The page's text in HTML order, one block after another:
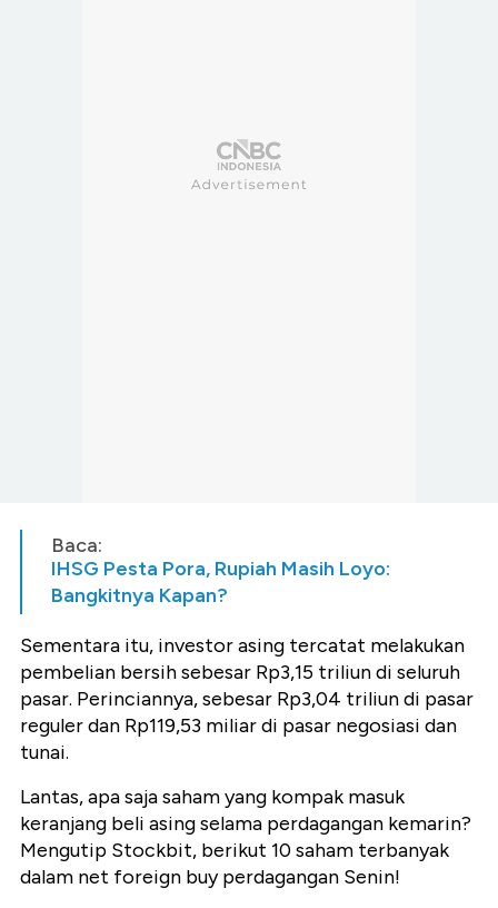
Baca:
IHSG Pesta Pora, Rupiah Masih Loyo:
Bangkitnya Kapan?
Sementara itu, investor asing tercatat melakukan
pembelian bersih sebesar Rp3,15 triliun di seluruh
pasar. Perinciannya, sebesar Rp3,04 triliun di pasar
reguler dan Rp119,53 miliar di pasar negosiasi dan
tunai.
Lantas, apa saja saham yang kompak masuk
keranjang beli asing selama perdagangan kemarin?
Mengutip Stockbit, berikut 10 saham terbanyak
dalam net foreign buy perdagangan Senin!